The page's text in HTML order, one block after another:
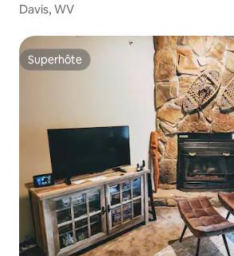
Davis, WV
Superhôte
Superhôte